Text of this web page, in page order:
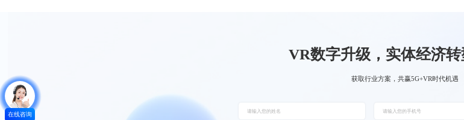
在线咨询
VR数字升级，实体经济
获取行业方案，共赢5G+VR时代机遇